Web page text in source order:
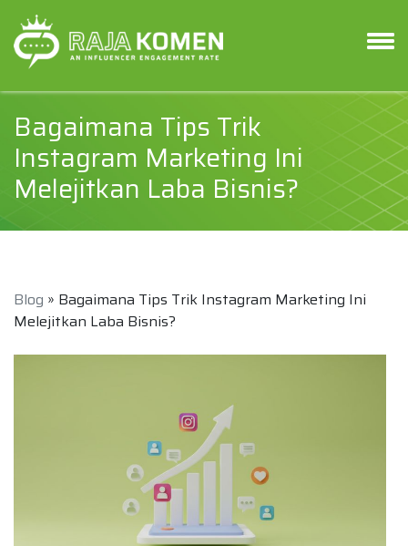
Bagaimana Tips Trik
Instagram Marketing Ini
Melejitkan Laba Bisnis?
Blog » Bagaimana Tips Trik Instagram Marketing Ini
Melejitkan Laba Bisnis?